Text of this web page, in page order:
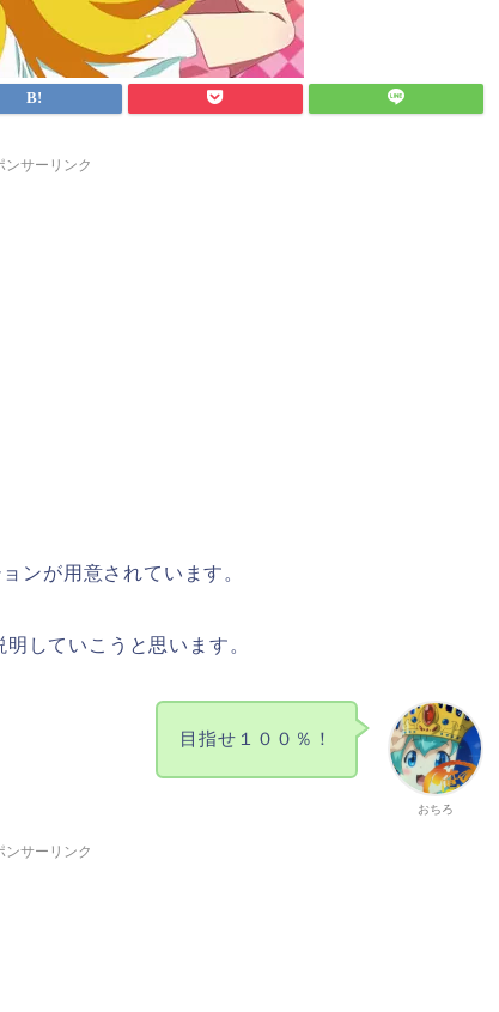
ンサーリンク
ンが用意されています。
していこうと思います。
おちろ
目指せ１００％！
ンサーリンク